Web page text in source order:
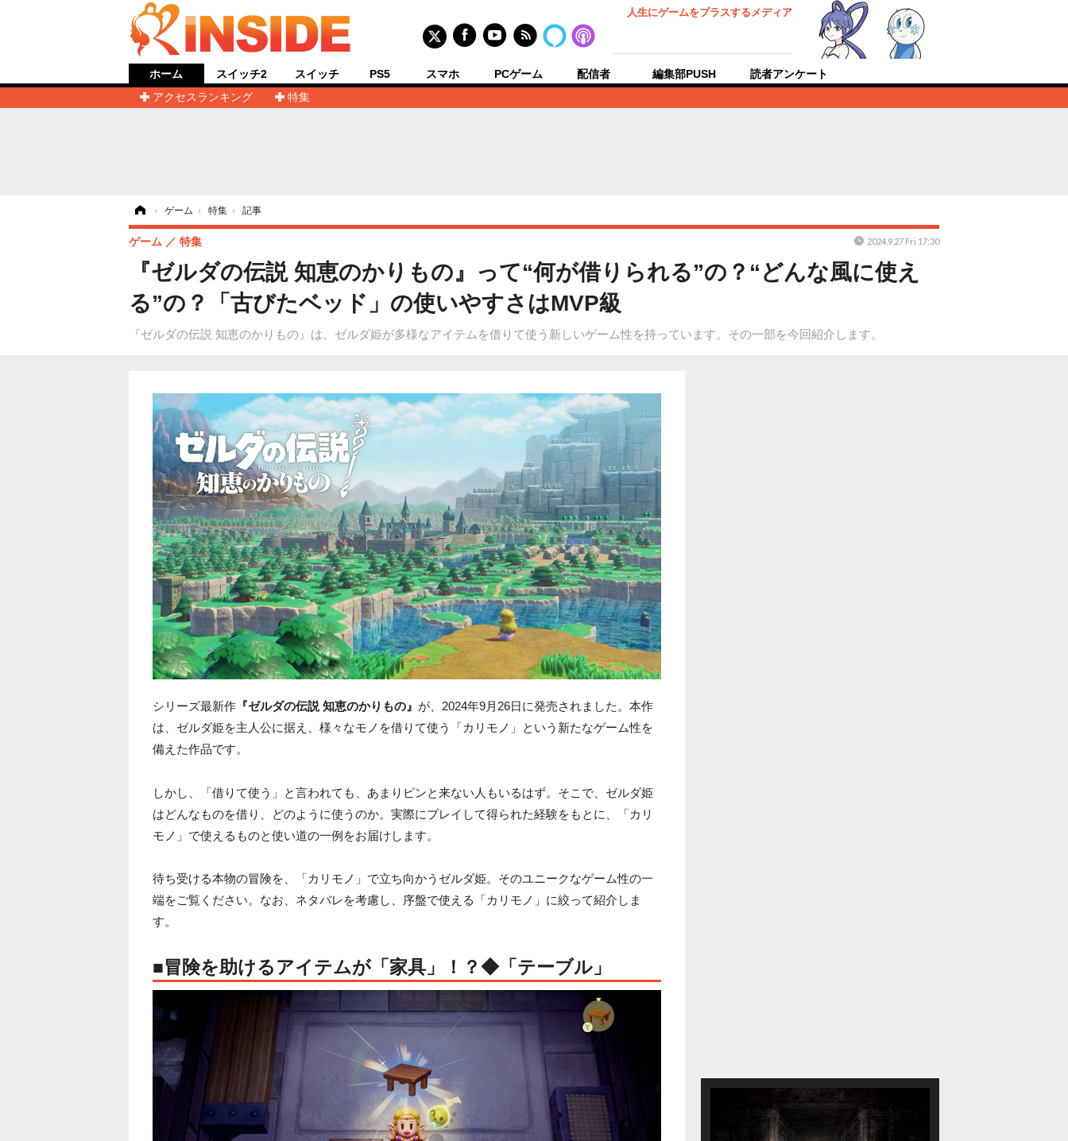
人生にゲームをプラスするメディア
ホーム
アクセスランキング
特集
スイッチ2 スイッチ PS5 スマホ PCゲーム 配信者 編集部PUSH 読者アンケート
› ゲーム › 特集 › 記事
『ゼルダの伝説 知恵のかりもの』って“何が借りられる”の？“どんな風に使え
る”の？「古びたベッド」の使いやすさはMVP級
『ゼルダの伝説 知恵のかりもの』は、ゼルダ姫が多様なアイテムを借りて使う新しいゲーム性を持っています。その一部を今回紹介します。
ゲーム 特集 2024.9.27 Fri 17:30
シリーズ最新作 『ゼルダの伝説 知恵のかりもの』 が、2024年9月26日に発売されました。本作
は、ゼルダ姫を主人公に据え、様々なモノを借りて使う「カリモノ」という新たなゲーム性を
備えた作品です。
しかし、「借りて使う」と言われても、あまりピンと来ない人もいるはず。そこで、ゼルダ姫
はどんなものを借り、どのように使うのか。実際にプレイして得られた経験をもとに、「カリ
モノ」で使えるものと使い道の一例をお届けします。
待ち受ける本物の冒険を、「カリモノ」で立ち向かうゼルダ姫。そのユニークなゲーム性の一
端をご覧ください。なお、ネタバレを考慮し、序盤で使える「カリモノ」に絞って紹介しま
す。
■冒険を助けるアイテムが「家具」！？◆「テーブル」